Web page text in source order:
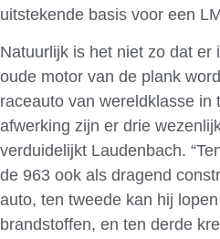
uitstekende basis voor een
Natuurlijk is het niet zo dat er
oude motor van de plank
raceauto van wereldklasse in
afwerking zijn er drie
verduidelijkt Laudenbach.
de 963 ook als dragend
auto, ten tweede kan hij
brandstoffen, en ten derde